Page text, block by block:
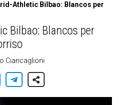
Athletic Bilbao: Blancos per
Bilbao: Blancos per
Ciancaglioni